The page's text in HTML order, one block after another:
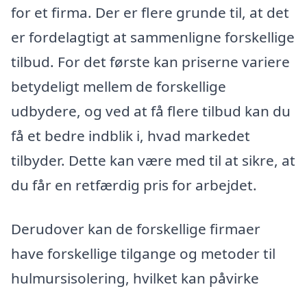
for et firma. Der er flere grunde til, at det
er fordelagtigt at sammenligne forskellige
tilbud. For det første kan priserne variere
betydeligt mellem de forskellige
udbydere, og ved at få flere tilbud kan du
få et bedre indblik i, hvad markedet
tilbyder. Dette kan være med til at sikre, at
du får en retfærdig pris for arbejdet.
Derudover kan de forskellige firmaer
have forskellige tilgange og metoder til
hulmursisolering, hvilket kan påvirke